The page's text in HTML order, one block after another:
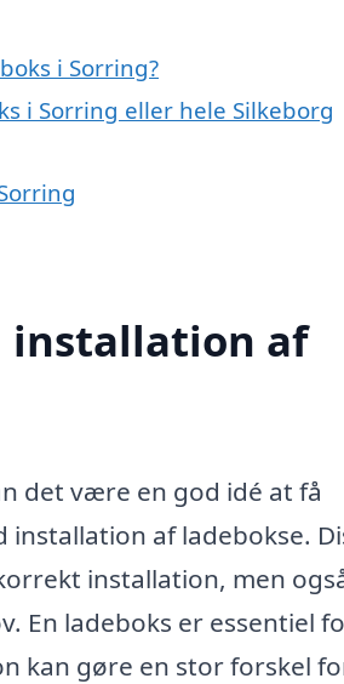
i Sorring?
i Sorring eller hele Silkeborg
installation af
det være en god idé at få
af ladebokse.
installation, men
En ladeboks er essentiel
kan gøre en stor forskel